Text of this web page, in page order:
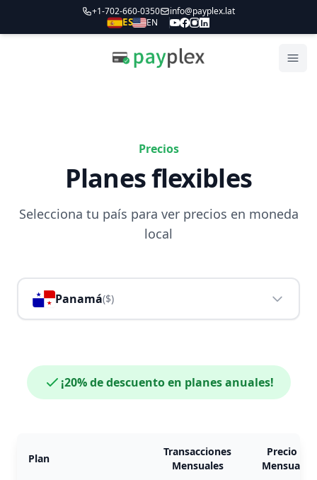
+1-702-660-0350 info@payplex.lat
ES EN
Payplex
Precios
Planes flexibles
Selecciona tu país para ver precios en moneda
local
Panamá($)
¡20% de descuento en planes anuales!
Plan
Transacciones
Mensuales
Precio
Mensual